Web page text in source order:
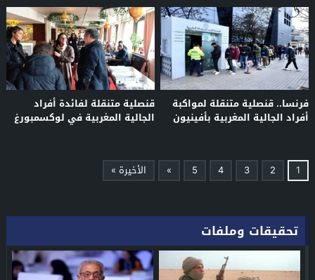
فرنسا.. قنصلية متنقلة لمواكبة
أفراد الجالية المغربية بأفينيون
قنصلية متنقلة لفائدة أفراد
الجالية المغربية في لوكسمبورغ
1
2
3
4
5
» الأخيرة »
تحقيقات وملفات